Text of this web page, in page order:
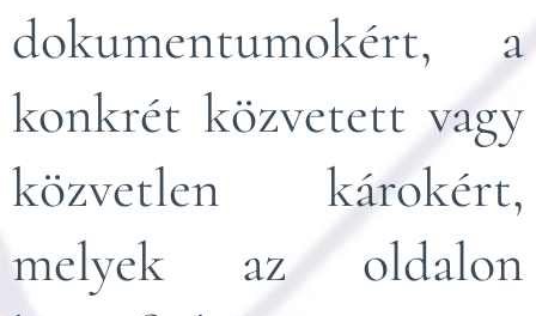
dokumentumokért, a
konkrét közvetett vagy
közvetlen károkért,
melyek az oldalon